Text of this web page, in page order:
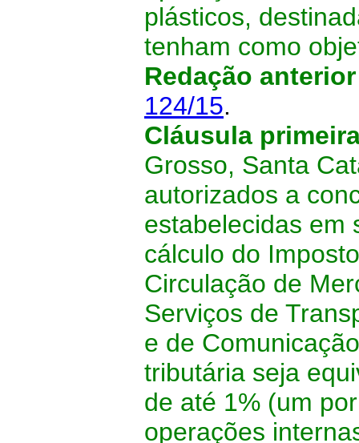
plásticos,
tenham como
Redação
124/15.
Cláusula
Grosso, Santa
autorizados a
estabelecidas em
cálculo do
Circulação de
Serviços de
e de
tributária seja
de até 1% (um
operações